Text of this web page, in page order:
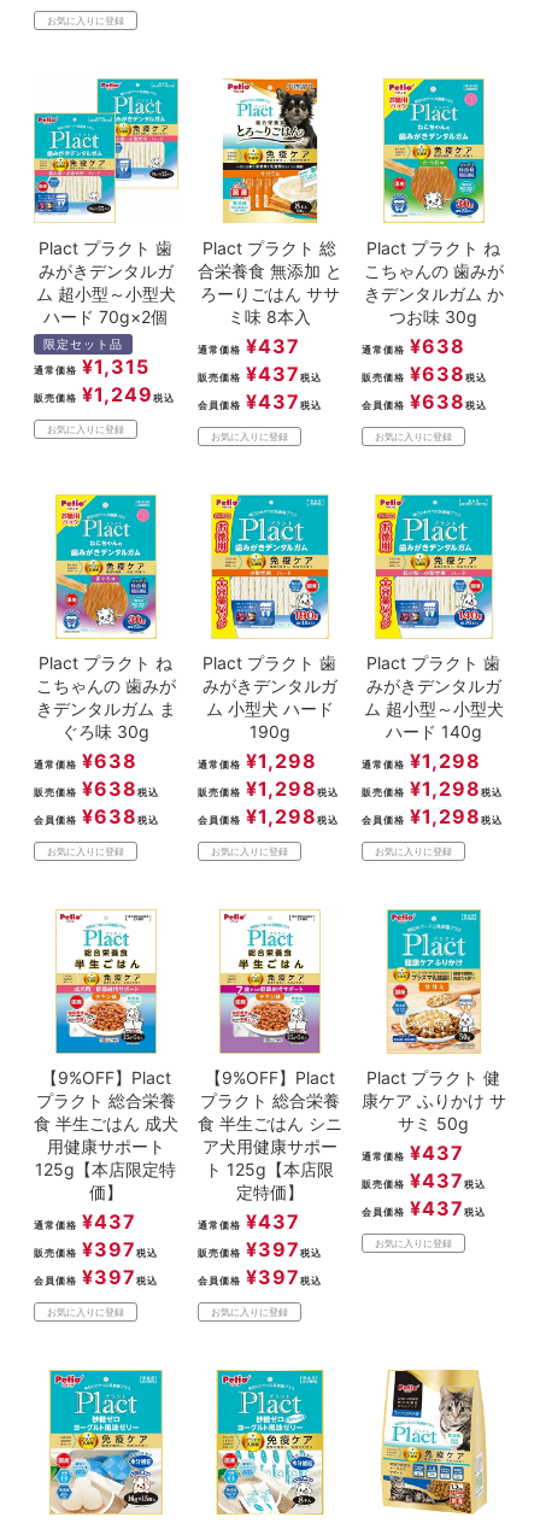
お気に入りに登録
Plact プラクト 歯
みがきデンタルガ
ム 超小型～小型犬
ハード 70g×2個
限定セット品
通常価格 ¥1,315
販売価格 ¥1,249 税込
お気に入りに登録
Plact プラクト 総
合栄養食 無添加 と
ろーりごはん ササ
ミ味 8本入
通常価格 ¥437
販売価格 ¥437 税込
会員価格 ¥437 税込
お気に入りに登録
Plact プラクト ね
こちゃんの 歯みが
きデンタルガム か
つお味 30g
通常価格 ¥638
販売価格 ¥638 税込
会員価格 ¥638 税込
お気に入りに登録
Plact プラクト ね
こちゃんの 歯みが
きデンタルガム ま
ぐろ味 30g
通常価格 ¥638
販売価格 ¥638 税込
会員価格 ¥638 税込
お気に入りに登録
Plact プラクト 歯
みがきデンタルガ
ム 小型犬 ハード
190g
通常価格 ¥1,298
販売価格 ¥1,298 税込
会員価格 ¥1,298 税込
お気に入りに登録
Plact プラクト 歯
みがきデンタルガ
ム 超小型～小型犬
ハード 140g
通常価格 ¥1,298
販売価格 ¥1,298 税込
会員価格 ¥1,298 税込
お気に入りに登録
【9%OFF】Plact
プラクト 総合栄養
食 半生ごはん 成犬
用健康サポート
125g【本店限定特
価】
通常価格 ¥437
販売価格 ¥397 税込
会員価格 ¥397 税込
お気に入りに登録
【9%OFF】Plact
プラクト 総合栄養
食 半生ごはん シニ
ア犬用健康サポー
ト 125g【本店限
定特価】
通常価格 ¥437
販売価格 ¥397 税込
会員価格 ¥397 税込
お気に入りに登録
Plact プラクト 健
康ケア ふりかけ サ
サミ 50g
通常価格 ¥437
販売価格 ¥437 税込
会員価格 ¥437 税込
お気に入りに登録